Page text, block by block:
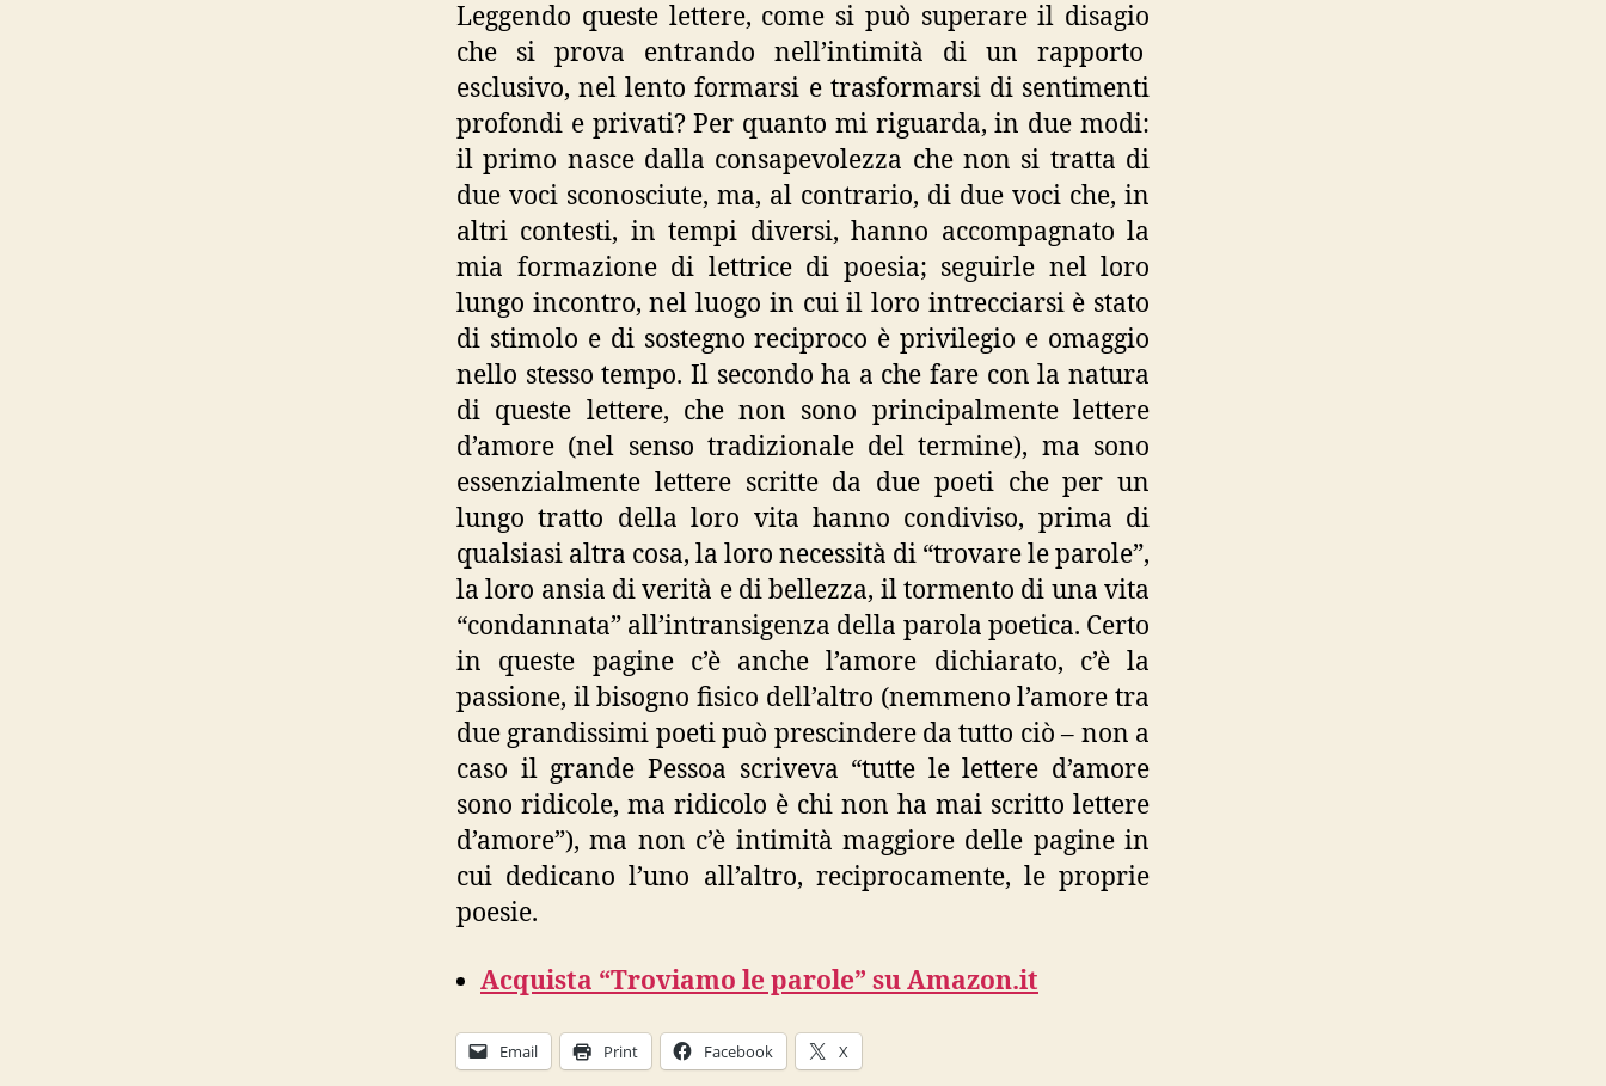
Leggendo queste lettere, come si può superare il disagio
che si prova entrando nell’intimità di un rapporto
esclusivo, nel lento formarsi e trasformarsi di sentimenti
profondi e privati? Per quanto mi riguarda, in due modi:
il primo nasce dalla consapevolezza che non si tratta di
due voci sconosciute, ma, al contrario, di due voci che, in
altri contesti, in tempi diversi, hanno accompagnato la
mia formazione di lettrice di poesia; seguirle nel loro
lungo incontro, nel luogo in cui il loro intrecciarsi è stato
di stimolo e di sostegno reciproco è privilegio e omaggio
nello stesso tempo. Il secondo ha a che fare con la natura
di queste lettere, che non sono principalmente lettere
d’amore (nel senso tradizionale del termine), ma sono
essenzialmente lettere scritte da due poeti che per un
lungo tratto della loro vita hanno condiviso, prima di
qualsiasi altra cosa, la loro necessità di “trovare le parole”,
la loro ansia di verità e di bellezza, il tormento di una vita
“condannata” all’intransigenza della parola poetica. Certo
in queste pagine c’è anche l’amore dichiarato, c’è la
passione, il bisogno fisico dell’altro (nemmeno l’amore tra
due grandissimi poeti può prescindere da tutto ciò – non a
caso il grande Pessoa scriveva “tutte le lettere d’amore
sono ridicole, ma ridicolo è chi non ha mai scritto lettere
d’amore”), ma non c’è intimità maggiore delle pagine in
cui dedicano l’uno all’altro, reciprocamente, le proprie
poesie.
Acquista “Troviamo le parole” su Amazon.it
Email Print Facebook X